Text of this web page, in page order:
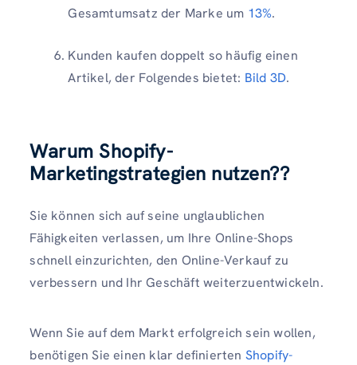
Gesamtumsatz der Marke um 13%.
Kunden kaufen doppelt so häufig einen
Artikel, der Folgendes bietet: Bild 3D.
Warum Shopify-
Marketingstrategien nutzen??
Sie können sich auf seine unglaublichen
Fähigkeiten verlassen, um Ihre Online-Shops
schnell einzurichten, den Online-Verkauf zu
verbessern und Ihr Geschäft weiterzuentwickeln.
Wenn Sie auf dem Markt erfolgreich sein wollen,
benötigen Sie einen klar definierten Shopify-